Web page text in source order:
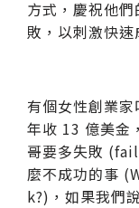
方式，慶祝他
敗，以刺激快速
有個女性創業
年收 13 億美金
哥要多失敗
麼不成功的事 (
k?)，如果我們